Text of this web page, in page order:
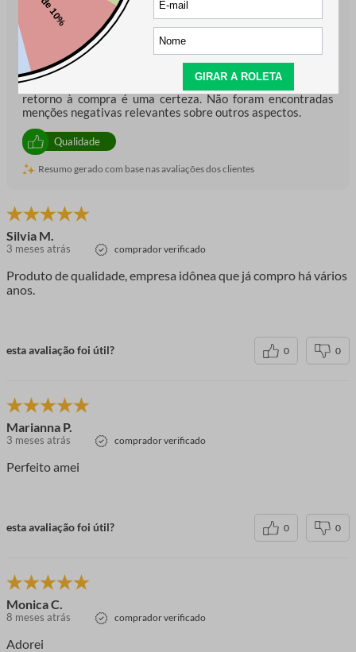
Os clientes destacam a qualidade do produto, mencionando
que é de qualidade e compatível com suas expectativas.
Muitos afirmam que o material é exatamente como o
mostrado nas fotos e que a empresa é idônea, tendo já
realizado compras anteriores. O produto é descrito como
muito delicado e bom, com avaliações enfatizando que o
retorno à compra é uma certeza. Não foram encontradas
menções negativas relevantes sobre outros aspectos.
Qualidade
Resumo gerado com base nas avaliações dos clientes
Silvia M.
3 meses atrás comprador verificado
Produto de qualidade, empresa idônea que já compro há vários
anos.
esta avaliação foi útil? 0 0
Marianna P.
3 meses atrás comprador verificado
Perfeito amei
esta avaliação foi útil? 0 0
Monica C.
8 meses atrás comprador verificado
Adorei